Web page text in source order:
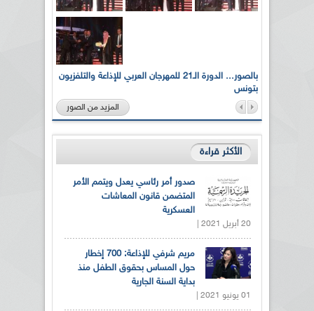
بالصور... الدورة الـ21 للمهرجان العربي للإذاعة والتلفزيون
بتونس
المزيد من الصور
الأكثر قراءة
صدور أمر رئاسي يعدل ويتمم الأمر
المتضمن قانون المعاشات
العسكرية
20 أبريل 2021 |
مريم شرفي للإذاعة: 700 إخطار
حول المساس بحقوق الطفل منذ
بداية السنة الجارية
01 يونيو 2021 |